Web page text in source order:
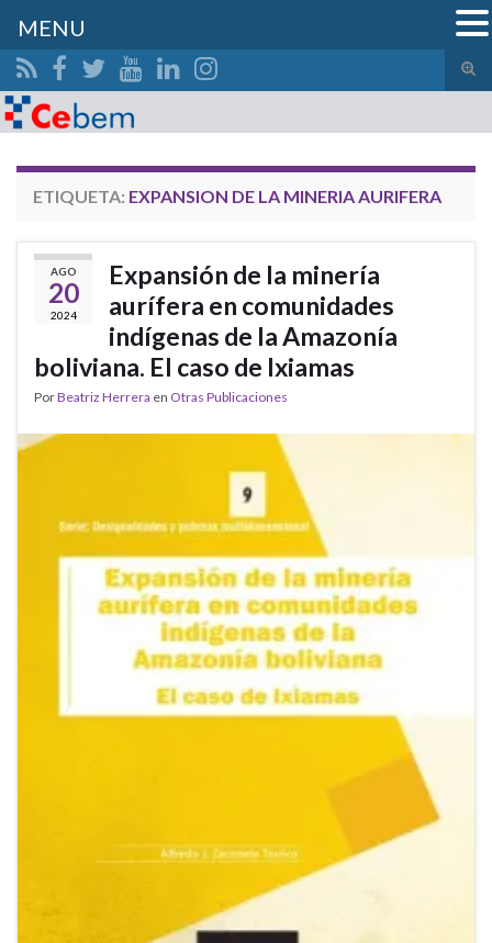
el
Search for:
ETIQUETA: EXPANSION DE LA MINERIA AURIFERA
AGO
20
2024
Expansión de la minería
aurífera en comunidades
indígenas de la Amazonía
boliviana. El caso de Ixiamas
PorBeatriz Herrera en Otras Publicaciones
MENU